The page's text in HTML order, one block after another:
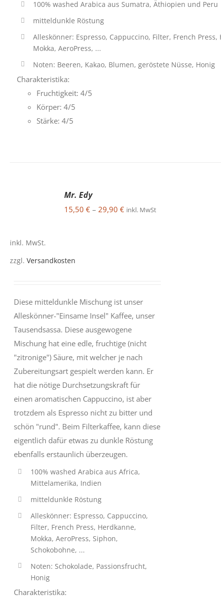
100% washed Arabica aus Sumatra, Äthiopien und Peru
mitteldunkle Röstung
Alleskönner: Espresso, Cappuccino, Filter, French Press,
Mokka, AeroPress, ...
Noten: Beeren, Kakao, Blumen, geröstete Nüsse, Honig
Charakteristika:
Fruchtigkeit: 4/5
Körper: 4/5
Stärke: 4/5
MEHRERE
AUF.
AUF
DER
GEWÄHLT
WERDEN
Mr. Edy
15,50€ –29,90€ inkl. MwSt
inkl. MwSt.
zzgl. Versandkosten
Diese mitteldunkle Mischung ist unser
Alleskönner-"Einsame Insel" Kaffee, unser
Tausendsassa. Diese ausgewogene
Mischung hat eine edle, fruchtige (nicht
"zitronige") Säure, mit welcher je nach
Zubereitungsart gespielt werden kann. Er
hat die nötige Durchsetzungskraft für
einen aromatischen Cappuccino, ist aber
trotzdem als Espresso nicht zu bitter und
schön "rund". Beim Filterkaffee, kann diese
eigentlich dafür etwas zu dunkle Röstung
ebenfalls erstaunlich überzeugen.
100% washed Arabica aus Africa,
Mittelamerika, Indien
mitteldunkle Röstung
Alleskönner: Espresso, Cappuccino,
Filter, French Press, Herdkanne,
Mokka, AeroPress, Siphon,
Schokobohne, ...
Noten: Schokolade, Passionsfrucht,
Honig
Charakteristika: